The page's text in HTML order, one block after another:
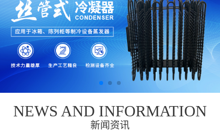
NEWS AND INFORMATION
新闻资讯